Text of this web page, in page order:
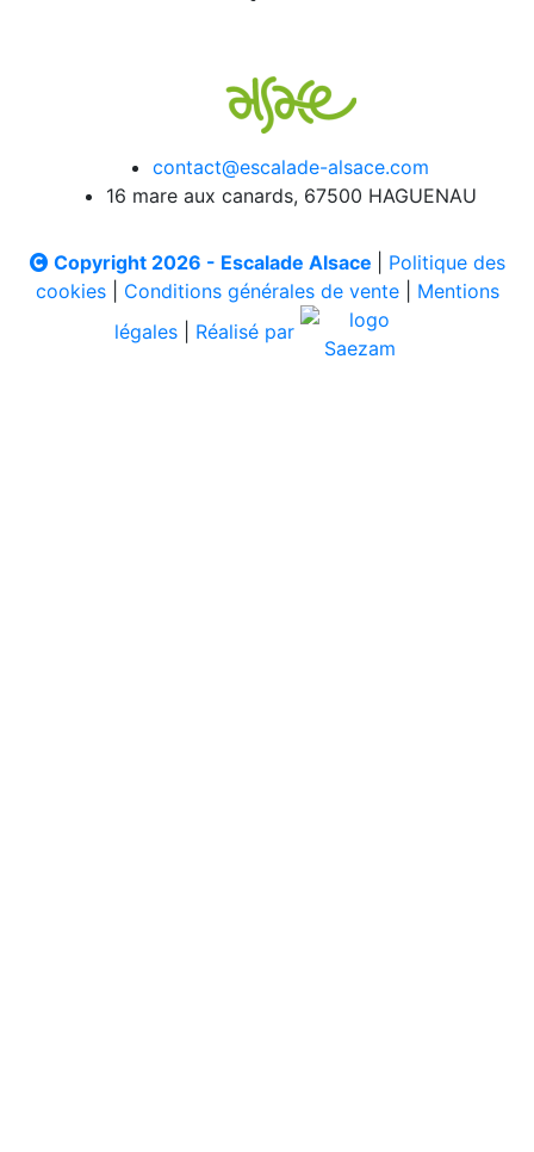
contact@escalade-alsace.com
16 mare aux canards, 67500 HAGUENAU
Copyright 2026 - Escalade Alsace
Politique des
cookies| Conditions générales de vente| Mentions
légales
Réalisé par